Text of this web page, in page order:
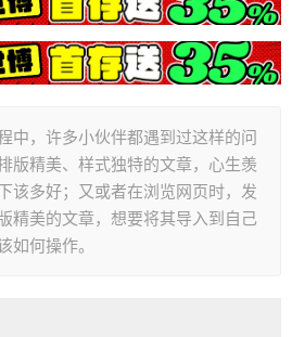
中，许多小伙伴都遇到过这样的问
版精美、样式独特的文章，心生羡
该多好；又或者在浏览网页时，发
精美的文章，想要将其导入到自己
如何操作。